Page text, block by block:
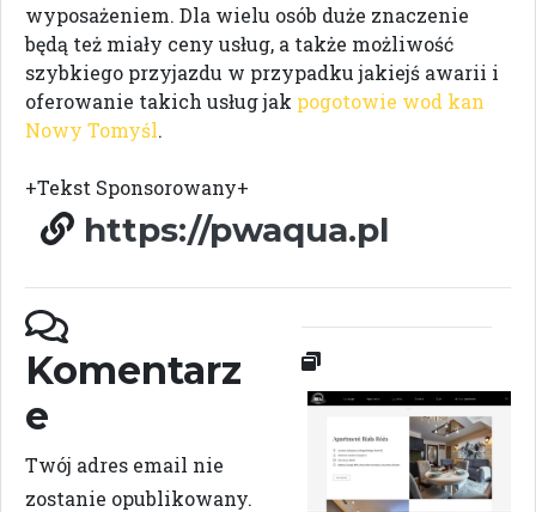
wyposażeniem. Dla wielu osób duże znaczenie
będą też miały ceny usług, a także możliwość
szybkiego przyjazdu w przypadku jakiejś awarii i
oferowanie takich usług jak pogotowie wod kan
Nowy Tomyśl.
+Tekst Sponsorowany+
https://pwaqua.pl
Komentarz
e
Twój adres email nie
zostanie opublikowany.